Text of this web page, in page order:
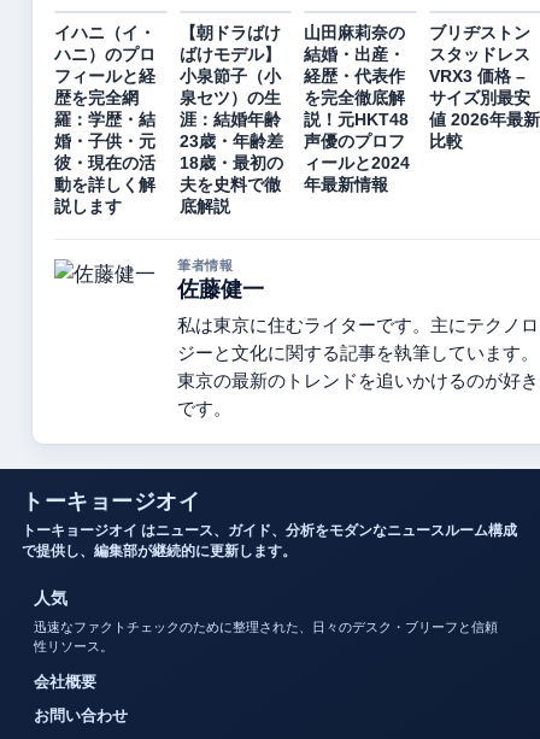
イハニ（イ・
ハニ）のプロ
フィールと経
歴を完全網
羅：学歴・結
婚・子供・元
彼・現在の活
動を詳しく解
説します
【朝ドラばけ
ばけモデル】
小泉節子（小
泉セツ）の生
涯：結婚年齢
23歳・年齢差
18歳・最初の
夫を史料で徹
底解説
山田麻莉奈の
結婚・出産・
経歴・代表作
を完全徹底解
説！元HKT48
声優のプロフ
ィールと2024
年最新情報
ブリヂストン
スタッドレス
VRX3 価格 –
サイズ別最安
値 2026年最新
比較
筆者情報
佐藤健一
私は東京に住むライターです。主にテクノロ
ジーと文化に関する記事を執筆しています。
東京の最新のトレンドを追いかけるのが好き
です。
トーキョージオイ
トーキョージオイ はニュース、ガイド、分析をモダンなニュースルーム構成
で提供し、編集部が継続的に更新します。
人気
迅速なファクトチェックのために整理された、日々のデスク・ブリーフと信頼
性リソース。
会社概要
お問い合わせ